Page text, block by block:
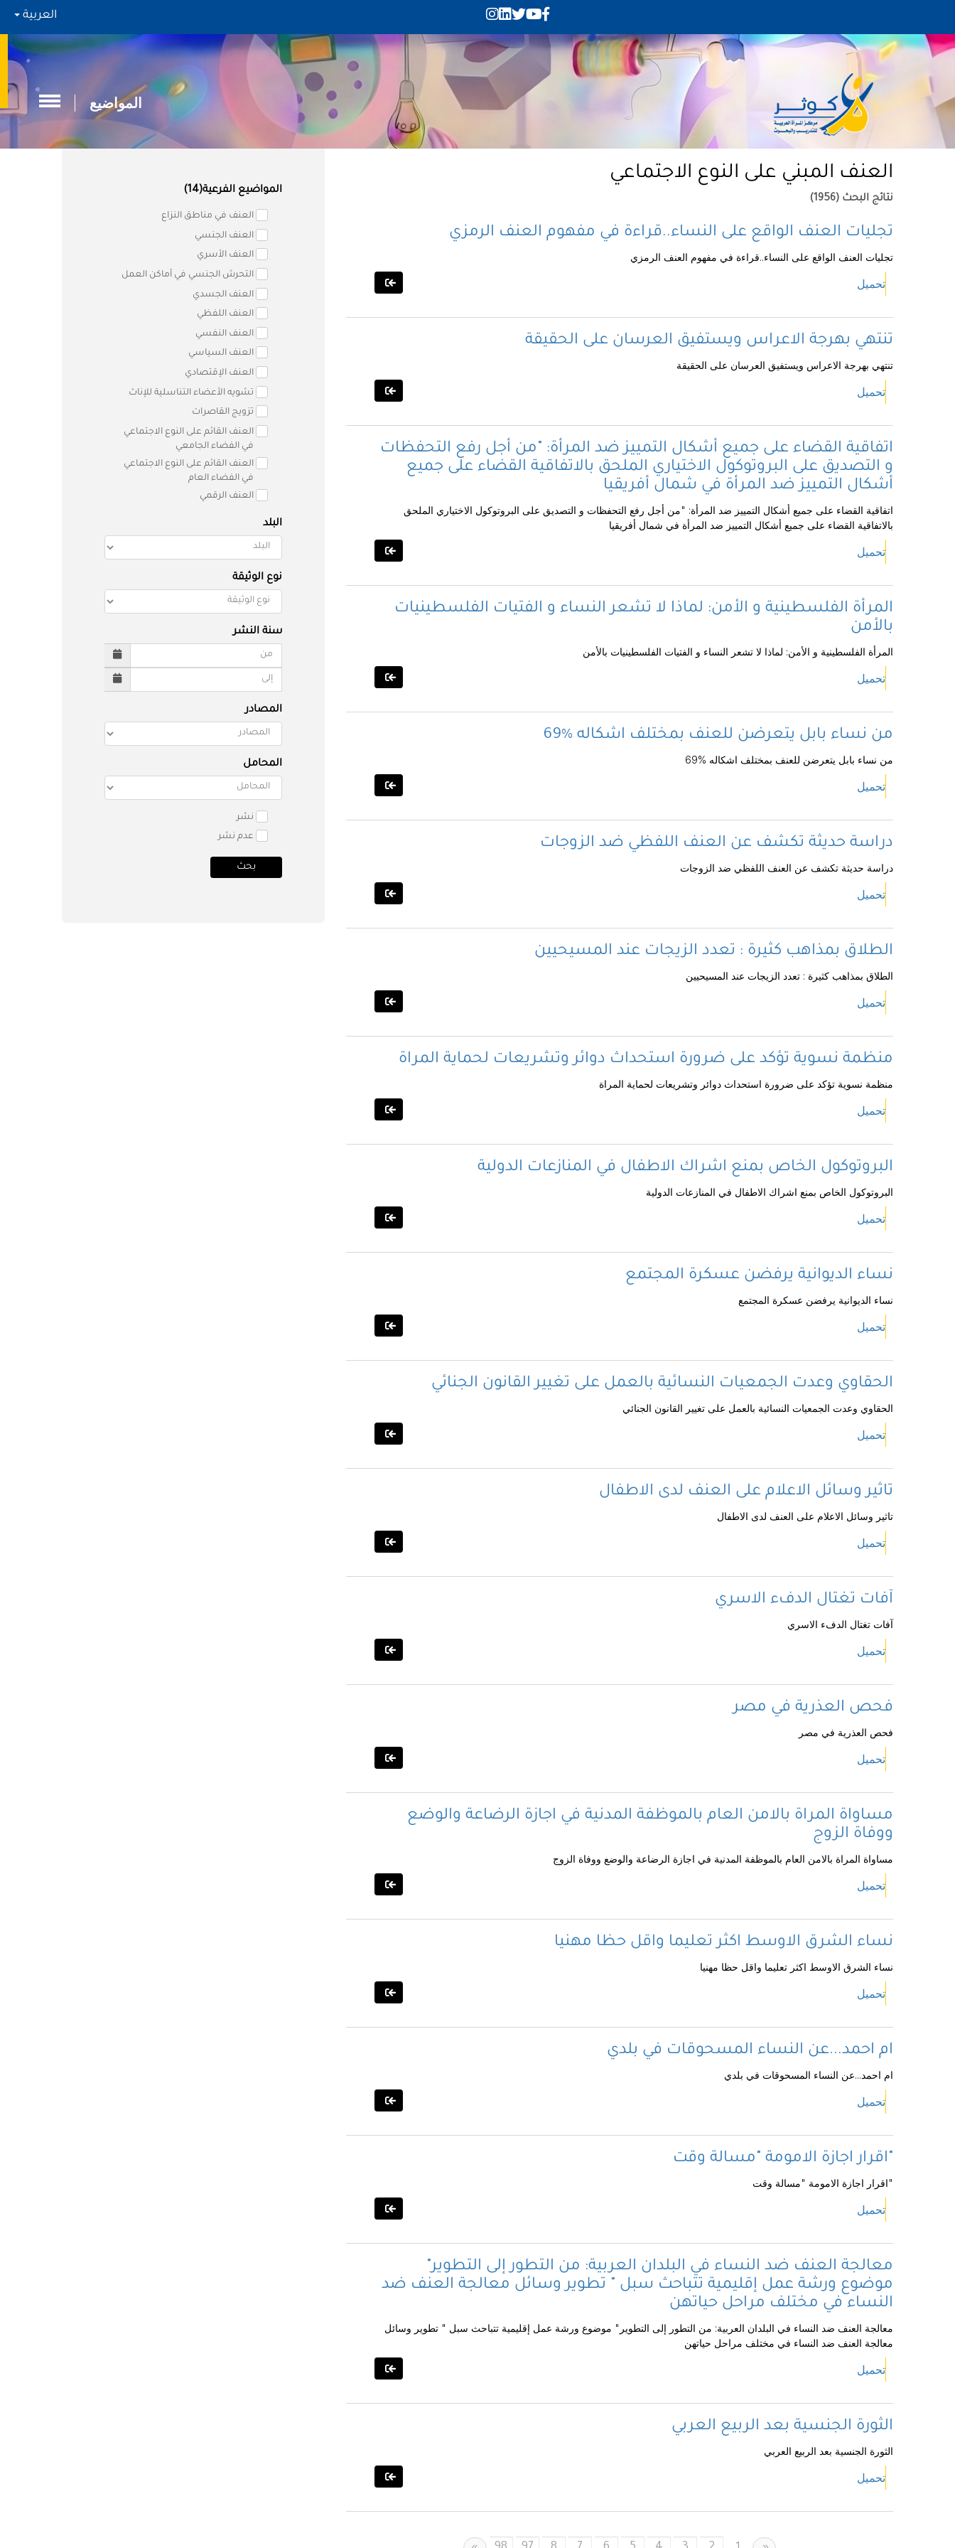
العربية
المواضيع
العنف المبني على النوع الاجتماعي
نتائج البحث (1956)
تجليات العنف الواقع على النساء..قراءة في مفهوم العنف الرمزي
تجليات العنف الواقع على النساء..قراءة في مفهوم العنف الرمزي
تحميل
تنتهي بهرجة الاعراس ويستفيق العرسان على الحقيقة
تنتهي بهرجة الاعراس ويستفيق العرسان على الحقيقة
تحميل
اتفاقية القضاء على جميع أشكال التمييز ضد المرأة: "من أجل رفع التحفظات
و التصديق على البروتوكول الاختياري الملحق بالاتفاقية القضاء على جميع
أشكال التمييز ضد المرأة في شمال أفريقيا
اتفاقية القضاء على جميع أشكال التمييز ضد المرأة: "من أجل رفع التحفظات و التصديق على البروتوكول الاختياري الملحق
بالاتفاقية القضاء على جميع أشكال التمييز ضد المرأة في شمال أفريقيا
تحميل
المرأة الفلسطينية و الأمن: لماذا لا تشعر النساء و الفتيات الفلسطينيات
بالأمن
المرأة الفلسطينية و الأمن: لماذا لا تشعر النساء و الفتيات الفلسطينيات بالأمن
تحميل
69% من نساء بابل يتعرضن للعنف بمختلف اشكاله
69% من نساء بابل يتعرضن للعنف بمختلف اشكاله
تحميل
دراسة حديثة تكشف عن العنف اللفظي ضد الزوجات
دراسة حديثة تكشف عن العنف اللفظي ضد الزوجات
تحميل
الطلاق بمذاهب كثيرة : تعدد الزيجات عند المسيحيين
الطلاق بمذاهب كثيرة : تعدد الزيجات عند المسيحيين
تحميل
منظمة نسوية تؤكد على ضرورة استحداث دوائر وتشريعات لحماية المراة
منظمة نسوية تؤكد على ضرورة استحداث دوائر وتشريعات لحماية المراة
تحميل
البروتوكول الخاص بمنع اشراك الاطفال في المنازعات الدولية
البروتوكول الخاص بمنع اشراك الاطفال في المنازعات الدولية
تحميل
نساء الديوانية يرفضن عسكرة المجتمع
نساء الديوانية يرفضن عسكرة المجتمع
تحميل
الحقاوي وعدت الجمعيات النسائية بالعمل على تغيير القانون الجنائي
الحقاوي وعدت الجمعيات النسائية بالعمل على تغيير القانون الجنائي
تحميل
تاثير وسائل الاعلام على العنف لدى الاطفال
تاثير وسائل الاعلام على العنف لدى الاطفال
تحميل
آفات تغتال الدفء الاسري
آفات تغتال الدفء الاسري
تحميل
فحص العذرية في مصر
فحص العذرية في مصر
تحميل
مساواة المراة بالامن العام بالموظفة المدنية في اجازة الرضاعة والوضع
ووفاة الزوج
مساواة المراة بالامن العام بالموظفة المدنية في اجازة الرضاعة والوضع ووفاة الزوج
تحميل
نساء الشرق الاوسط اكثر تعليما واقل حظا مهنيا
نساء الشرق الاوسط اكثر تعليما واقل حظا مهنيا
تحميل
ام احمد...عن النساء المسحوقات في بلدي
ام احمد...عن النساء المسحوقات في بلدي
تحميل
اقرار اجازة الامومة "مسالة وقت"
اقرار اجازة الامومة "مسالة وقت"
تحميل
معالجة العنف ضد النساء في البلدان العربية: من التطور إلى التطوير"
موضوع ورشة عمل إقليمية تتباحث سبل " تطوير وسائل معالجة العنف ضد
النساء في مختلف مراحل حياتهن
معالجة العنف ضد النساء في البلدان العربية: من التطور إلى التطوير" موضوع ورشة عمل إقليمية تتباحث سبل " تطوير وسائل
معالجة العنف ضد النساء في مختلف مراحل حياتهن
تحميل
الثورة الجنسية بعد الربيع العربي
الثورة الجنسية بعد الربيع العربي
تحميل
المواضيع الفرعية(14)
العنف في مناطق النزاع
العنف الجنسي
العنف الأسري
التحرش الجنسي في أماكن العمل
العنف الجسدي
العنف اللفظي
العنف النفسي
العنف السياسي
العنف الإقتصادي
تشويه الأعضاء التناسلية للإناث
تزويج القاصرات
العنف القائم على النوع الاجتماعي
في الفضاء الجامعي
العنف القائم على النوع الاجتماعي
في الفضاء العام
العنف الرقمي
البلد
نوع الوثيقة
سنة النشر
المصادر
المحامل
نشر
عدم نشر
بحث